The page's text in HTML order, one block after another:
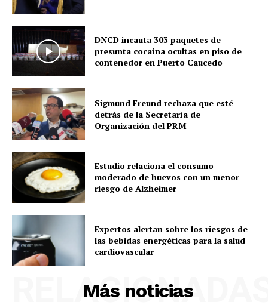
DNCD incauta 303 paquetes de
presunta cocaína ocultas en piso de
contenedor en Puerto Caucedo
Sigmund Freund rechaza que esté
detrás de la Secretaría de
Organización del PRM
Estudio relaciona el consumo
moderado de huevos con un menor
riesgo de Alzheimer
Expertos alertan sobre los riesgos de
las bebidas energéticas para la salud
cardiovascular
Más noticias